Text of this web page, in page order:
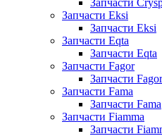
Запчасти
Запчасти Eksi
Запчасти Eksi
Запчасти Eqta
Запчасти Eqta
Запчасти Fagor
Запчасти Fagor
Запчасти Fama
Запчасти Fama
Запчасти Fiamma
Запчасти